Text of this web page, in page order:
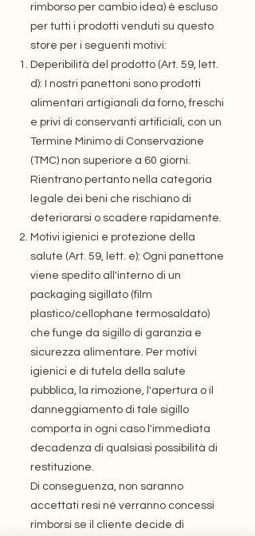
rimborso per cambio idea) è escluso
per tutti i prodotti venduti su questo
store per i seguenti motivi:
Deperibilità del prodotto (Art. 59, lett.
d): I nostri panettoni sono prodotti
alimentari artigianali da forno, freschi
e privi di conservanti artificiali, con un
Termine Minimo di Conservazione
(TMC) non superiore a 60 giorni.
Rientrano pertanto nella categoria
legale dei beni che rischiano di
deteriorarsi o scadere rapidamente.
Motivi igienici e protezione della
salute (Art. 59, lett. e): Ogni panettone
viene spedito all'interno di un
packaging sigillato (film
plastico/cellophane termosaldato)
che funge da sigillo di garanzia e
sicurezza alimentare. Per motivi
igienici e di tutela della salute
pubblica, la rimozione, l'apertura o il
danneggiamento di tale sigillo
comporta in ogni caso l'immediata
decadenza di qualsiasi possibilità di
restituzione.
Di conseguenza, non saranno
accettati resi né verranno concessi
rimborsi se il cliente decide di